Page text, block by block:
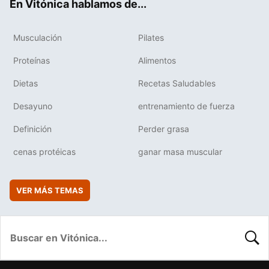
En Vitónica hablamos de...
Musculación Pilates
Proteínas Alimentos
Dietas Recetas Saludables
Desayuno entrenamiento de fuerza
Definición Perder grasa
cenas protéicas ganar masa muscular
VER MÁS TEMAS